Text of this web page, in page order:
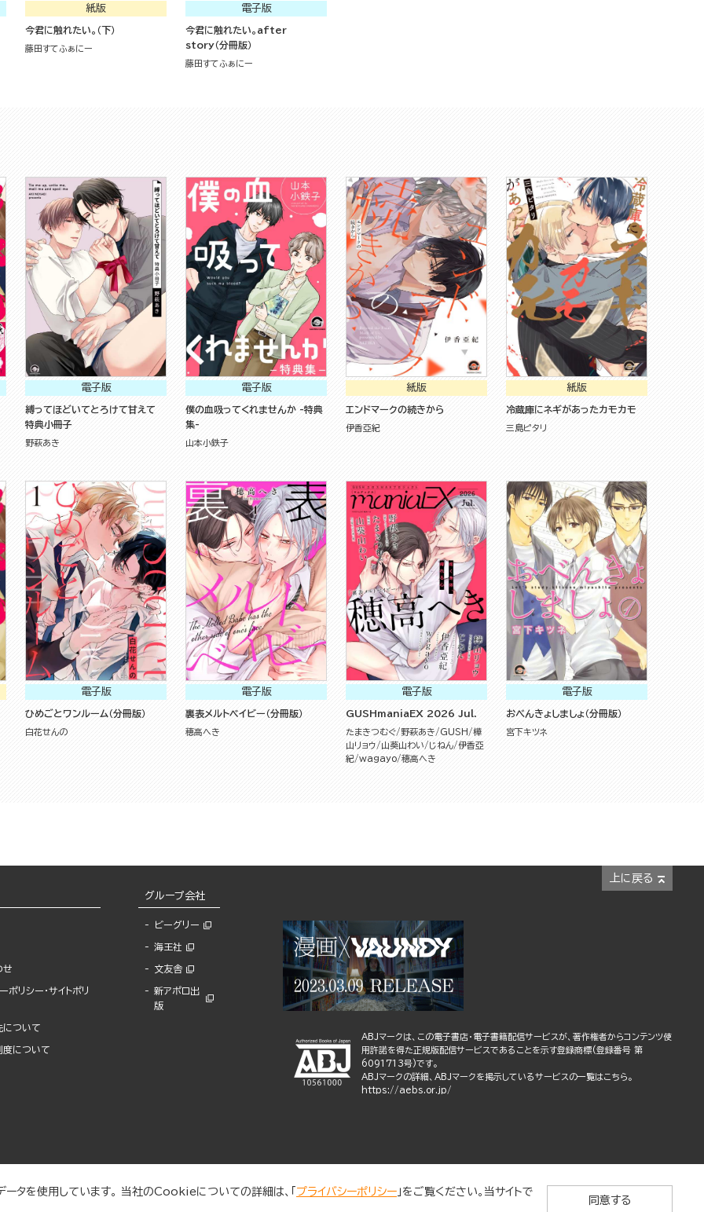
紙版
今君に触れたい。（下）
藤田すてふぁにー
電子版
今君に触れたい。after
story（分冊版）
藤田すてふぁにー
電子版
縛ってほどいてとろけて甘えて
特典小冊子
野萩あき
電子版
僕の血吸ってくれませんか -特典
集-
山本小鉄子
紙版
エンドマークの続きから
伊香亞紀
紙版
冷蔵庫にネギがあったカモカモ
三島ピタリ
電子版
ひめごとワンルーム（分冊版）
白花せんの
電子版
裏表メルトベイビー（分冊版）
穂高へき
電子版
GUSHmaniaEX 2026 Jul.
たまきつむぐ 野萩あき GUSH
樺
山リョウ
山葵山わい じねん 伊香亞
紀
wagayo 穂高へき
電子版
おべんきょしましょ（分冊版）
宮下キツネ
上に戻る
せ
ポリシー・サイトポリ
について
度について
グループ会社
ビーグリー
海王社
文友舎
新アポロ出
版
ABJマークは、この電子書店・電子書籍配信サービスが、著作権者からコンテンツ使
用許諾を得た正規版配信サービスであることを示す登録商標(登録番号 第
6091713号)です。
ABJマークの詳細、ABJマークを掲示しているサービスの一覧はこちら。
https://aebs.or.jp/
タを使用しています。 当社のCookieについての詳細は、「 プライバシーポリシー 」をご覧ください。当サイトで
同意する